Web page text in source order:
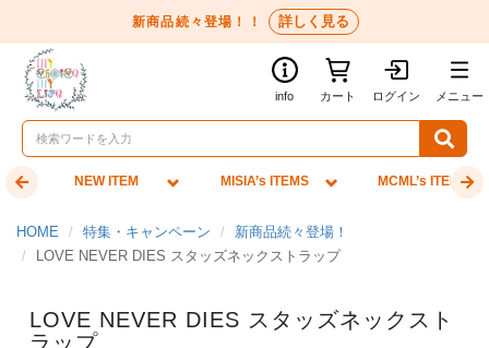
新商品続々登場！！ 詳しく見る
info カート ログイン メニュー
NEW ITEM MISIA’s ITEMS MCML’s ITEMS
HOME 特集・キャンペーン
新商品続々登場！
LOVE NEVER DIES スタッズネックストラップ
LOVE NEVER DIES スタッズネックスト
ラップ